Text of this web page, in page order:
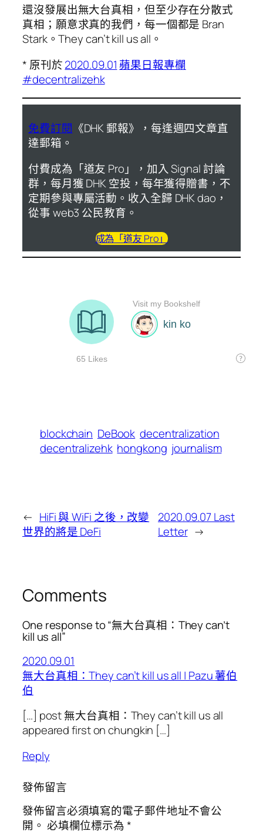
還沒發展出無大台真相，但至少存在分散式
真相；願意求真的我們，每一個都是 Bran
Stark。They can’t kill us all。
* 原刊於2020.09.01 蘋果日報專欄
#decentralizehk
免費訂閱 《DHK 郵報》，每逢週四文章直
達郵箱。
付費成為「道友 Pro」，加入 Signal 討論
群，每月獲 DHK 空投，每年獲得贈書，不
定期參與專屬活動。收入全歸 DHK dao，
從事 web3 公民教育。
成為「道友 Pro」
blockchain DeBook decentralization
decentralizehk hongkong journalism
← HiFi 與 WiFi 之後，改變
世界的將是 DeFi
2020.09.07 Last
Letter →
Comments
One response to “無大台真相：They can’t
kill us all”
2020.09.01
無大台真相：They can’t kill us all | Pazu 薯伯
伯
[…] post 無大台真相：They can’t kill us all
appeared first on chungkin […]
Reply
發佈留言
發佈留言必須填寫的電子郵件地址不會公
開。 必填欄位標示為*